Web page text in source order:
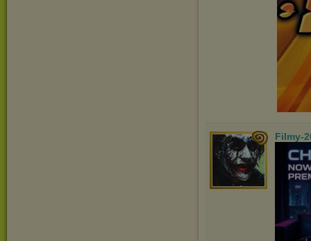
Filmy-